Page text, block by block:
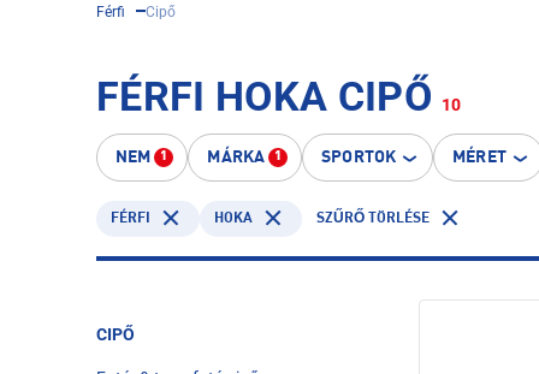
Férfi Cipő
FÉRFI HOKA CIPŐ 10
NEM 1 MÁRKA 1 SPORTOK MÉRET
FÉRFI HOKA SZŰRŐ TÖRLÉSE
CIPŐ